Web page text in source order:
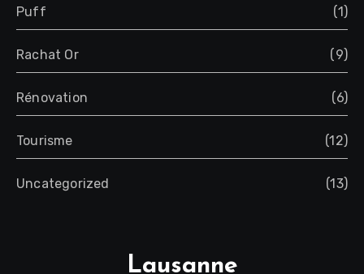
Puff (1)
Rachat Or (9)
Rénovation (6)
Tourisme (12)
Uncategorized (13)
Lausanne